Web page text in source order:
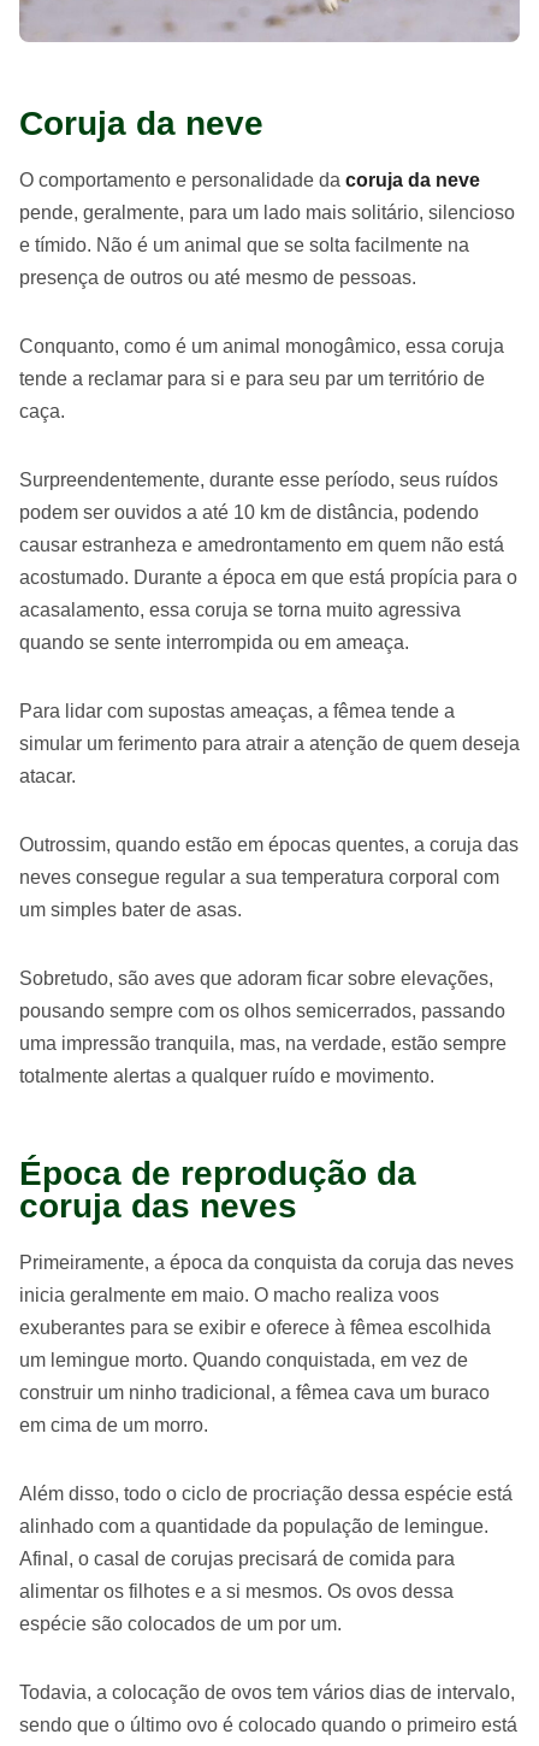
Coruja da neve
O comportamento e personalidade da coruja da neve
pende, geralmente, para um lado mais solitário, silencioso
e tímido. Não é um animal que se solta facilmente na
presença de outros ou até mesmo de pessoas.
Conquanto, como é um animal monogâmico, essa coruja
tende a reclamar para si e para seu par um território de
caça.
Surpreendentemente, durante esse período, seus ruídos
podem ser ouvidos a até 10 km de distância, podendo
causar estranheza e amedrontamento em quem não está
acostumado. Durante a época em que está propícia para o
acasalamento, essa coruja se torna muito agressiva
quando se sente interrompida ou em ameaça.
Para lidar com supostas ameaças, a fêmea tende a
simular um ferimento para atrair a atenção de quem deseja
atacar.
Outrossim, quando estão em épocas quentes, a coruja das
neves consegue regular a sua temperatura corporal com
um simples bater de asas.
Sobretudo, são aves que adoram ficar sobre elevações,
pousando sempre com os olhos semicerrados, passando
uma impressão tranquila, mas, na verdade, estão sempre
totalmente alertas a qualquer ruído e movimento.
Época de reprodução da
coruja das neves
Primeiramente, a época da conquista da coruja das neves
inicia geralmente em maio. O macho realiza voos
exuberantes para se exibir e oferece à fêmea escolhida
um lemingue morto. Quando conquistada, em vez de
construir um ninho tradicional, a fêmea cava um buraco
em cima de um morro.
Além disso, todo o ciclo de procriação dessa espécie está
alinhado com a quantidade da população de lemingue.
Afinal, o casal de corujas precisará de comida para
alimentar os filhotes e a si mesmos. Os ovos dessa
espécie são colocados de um por um.
Todavia, a colocação de ovos tem vários dias de intervalo,
sendo que o último ovo é colocado quando o primeiro está